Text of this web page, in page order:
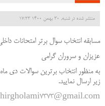
منتشر شده در شنبه, 30 بهمن 1400 17:23
مسابقه انتخاب سوال برتر امتحانات
عزیزان و سروران گرامی
به منظور انتخاب برترین سوالات دی
زیر ارسال نمایید.